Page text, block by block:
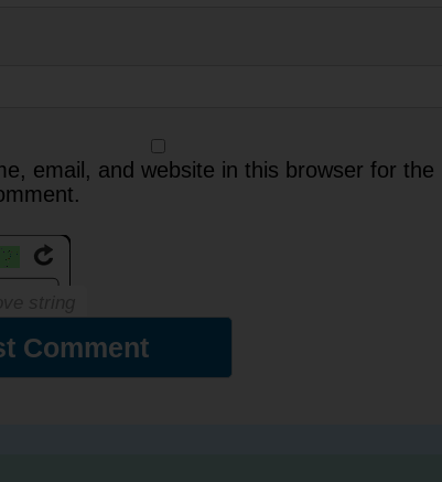
email, and website in this browser for the